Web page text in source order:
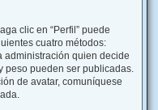
clic en “Perfil” puede
cuatro métodos:
administración quien decide
peso pueden ser publicadas.
de avatar, comuníquese